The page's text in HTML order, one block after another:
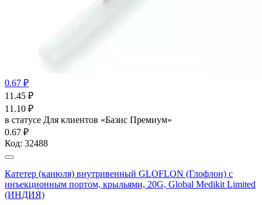
0.67 ₽
11.45 ₽
11.10 ₽
в статусе Для клиентов «Базис Премиум»
0.67 ₽
Код: 32488
Катетер (канюля) внутривенный GLOFLON (Глофлон) с
инъекционным портом, крыльями, 20G, Global Medikit Limited
(ИНДИЯ)